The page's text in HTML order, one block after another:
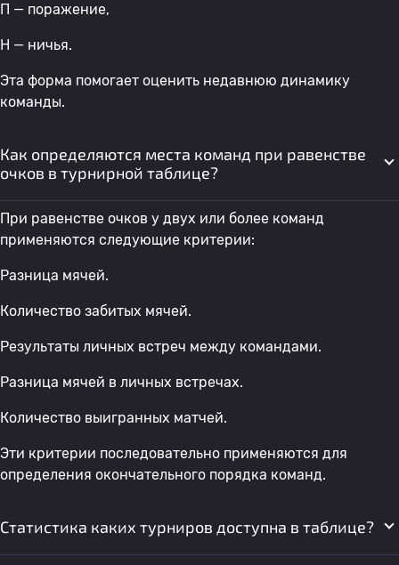
П — поражение,
Н — ничья.
Эта форма помогает оценить недавнюю динамику
команды.
Как определяются места команд при равенстве
очков в турнирной таблице?
При равенстве очков у двух или более команд
применяются следующие критерии:
Разница мячей.
Количество забитых мячей.
Результаты личных встреч между командами.
Разница мячей в личных встречах.
Количество выигранных матчей.
Эти критерии последовательно применяются для
определения окончательного порядка команд.
Статистика каких турниров доступна в таблице?